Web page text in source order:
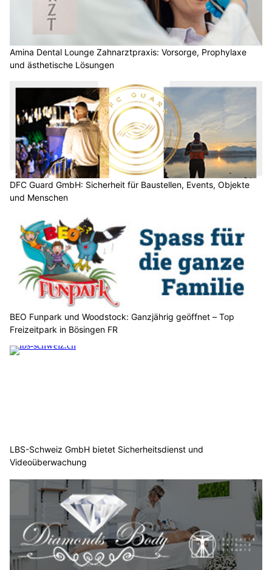
Amina Dental Lounge Zahnarztpraxis: Vorsorge, Prophylaxe
und ästhetische Lösungen
DFC Guard GmbH: Sicherheit für Baustellen, Events, Objekte
und Menschen
BEO Funpark und Woodstock: Ganzjährig geöffnet – Top
Freizeitpark in Bösingen FR
LBS-Schweiz GmbH bietet Sicherheitsdienst und
Videoüberwachung